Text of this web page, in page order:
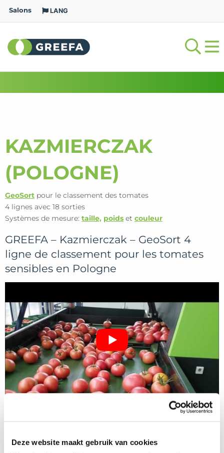
Deze website maakt gebruik van cookies
Salons LANG
KAZMIERCZAK
(POLOGNE)
GeoSort pour le classement des tomates
4 lignes avec 18 sorties
Systèmes de mesure: taille, poids et couleur
GREEFA – Kazmierczak – GeoSort 4
ligne de classement pour les tomates
sensibles en Pologne